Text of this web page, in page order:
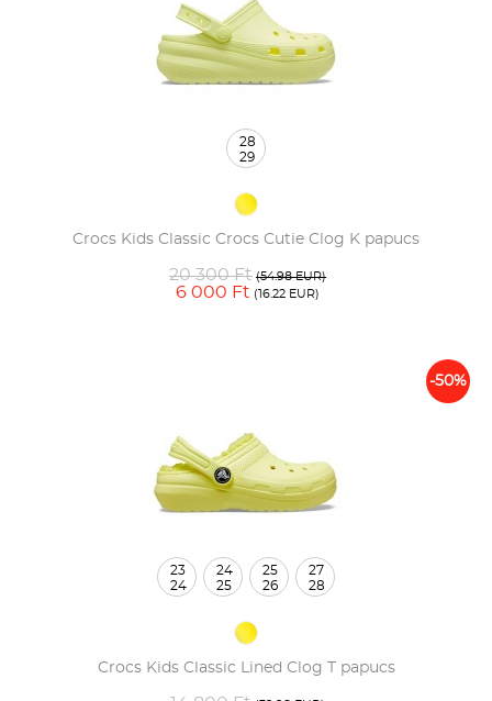
Crocs Kids Classic Crocs Cutie Clog K papucs
20 300 Ft (54.98 EUR)
6 000 Ft (16.22 EUR)
28
29
-50%
Crocs Kids Classic Lined Clog T papucs
23
24
24
25
25
26
27
28